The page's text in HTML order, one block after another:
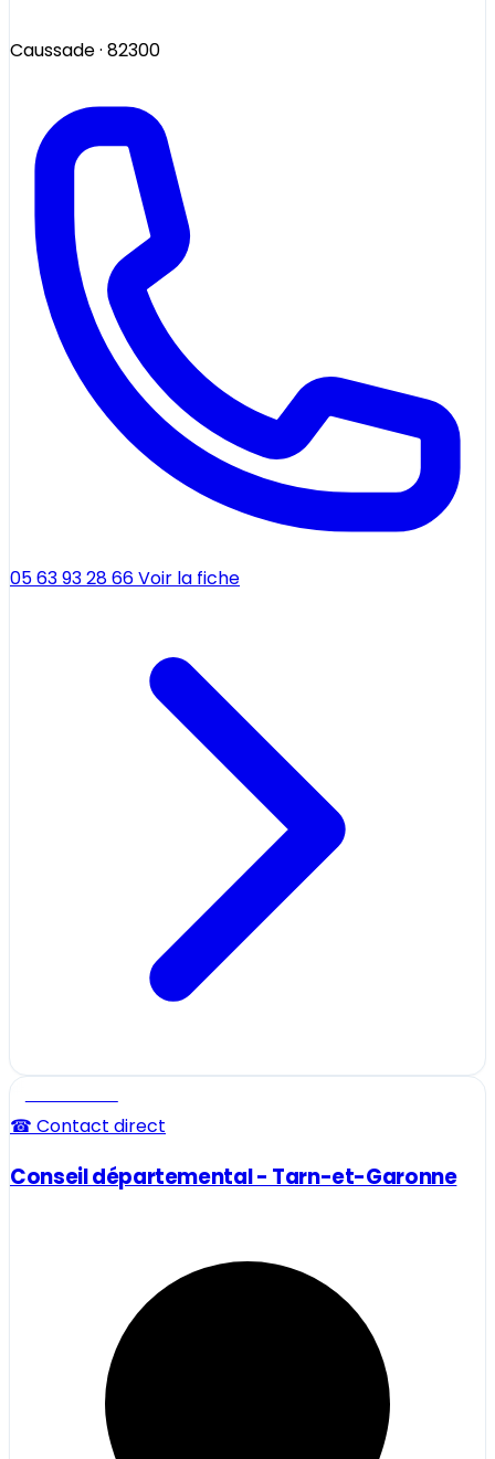
Caussade· 82300
05 63 93 28 66Voir la fiche
☎ Contact direct
Conseil départemental - Tarn-et-Garonne